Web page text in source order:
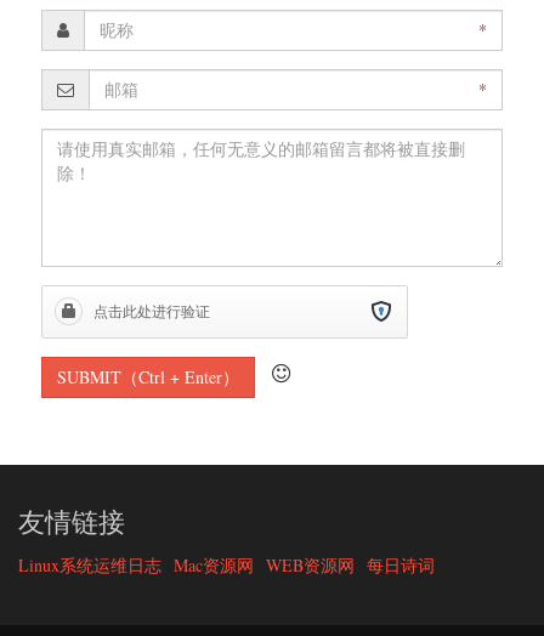
*
*
友情链接
Linux系统运维日志 Mac资源网 WEB资源网 每日诗词